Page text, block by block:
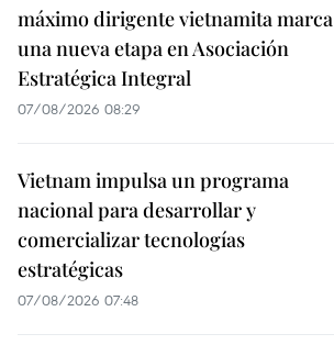
máximo dirigente vietnamita marca
una nueva etapa en Asociación
Estratégica Integral
07/08/2026 08:29
Vietnam impulsa un programa
nacional para desarrollar y
comercializar tecnologías
estratégicas
07/08/2026 07:48